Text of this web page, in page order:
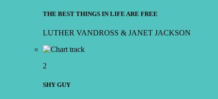
THE BEST THINGS IN LIFE ARE FREE
LUTHER VANDROSS & JANET JACKSON
2
SHY GUY